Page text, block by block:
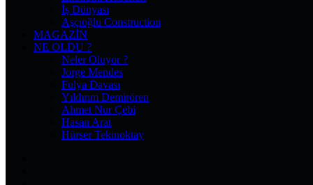
İş Dünyası
Aşçıoğlu Construction
MAGAZIN
NE OLDU ?
Neler Oluyor ?
Jorge Mendes
Fulya Davası
Yıldırım Demirören
Ahmet Nur Çebi
Hasan Arat
Hürser Tekinoktay